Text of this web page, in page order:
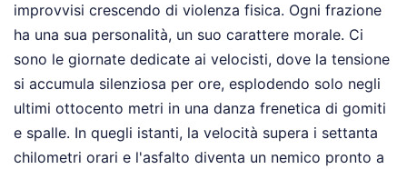
improvvisi crescendo di violenza fisica. Ogni frazione
ha una sua personalità, un suo carattere morale. Ci
sono le giornate dedicate ai velocisti, dove la tensione
si accumula silenziosa per ore, esplodendo solo negli
ultimi ottocento metri in una danza frenetica di gomiti
e spalle. In quegli istanti, la velocità supera i settanta
chilometri orari e l'asfalto diventa un nemico pronto a